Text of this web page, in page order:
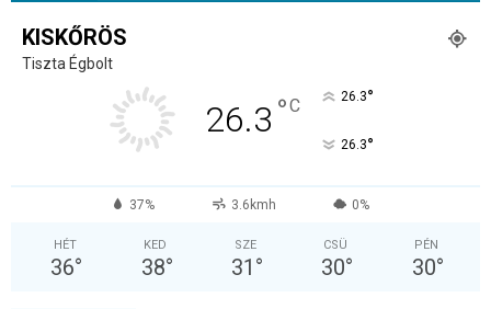
KISKŐRÖS
Tiszta Égbolt
26.3 °C 26.3°
26.3°
37% 3.6kmh 0%
HÉT
36°
KED
38°
SZE
31 °
CSÜ
30°
PÉN
30°